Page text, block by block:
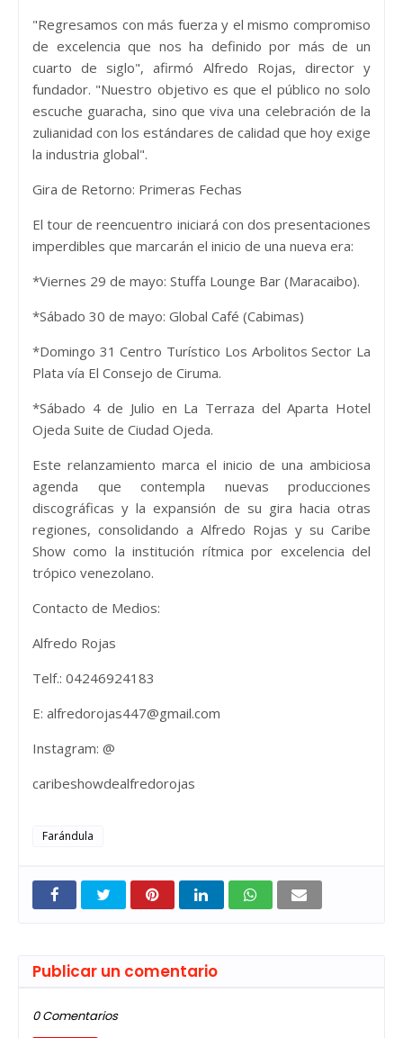
"Regresamos con más fuerza y el mismo compromiso
de excelencia que nos ha definido por más de un
cuarto de siglo", afirmó Alfredo Rojas, director y
fundador. "Nuestro objetivo es que el público no solo
escuche guaracha, sino que viva una celebración de la
zulianidad con los estándares de calidad que hoy exige
la industria global".
Gira de Retorno: Primeras Fechas
El tour de reencuentro iniciará con dos presentaciones
imperdibles que marcarán el inicio de una nueva era:
*Viernes 29 de mayo: Stuffa Lounge Bar (Maracaibo).
*Sábado 30 de mayo: Global Café (Cabimas)
*Domingo 31 Centro Turístico Los Arbolitos Sector La
Plata vía El Consejo de Ciruma.
*Sábado 4 de Julio en La Terraza del Aparta Hotel
Ojeda Suite de Ciudad Ojeda.
Este relanzamiento marca el inicio de una ambiciosa
agenda que contempla nuevas producciones
discográficas y la expansión de su gira hacia otras
regiones, consolidando a Alfredo Rojas y su Caribe
Show como la institución rítmica por excelencia del
trópico venezolano.
Contacto de Medios:
Alfredo Rojas
Telf.: 04246924183
E: alfredorojas447@gmail.com
Instagram: @
caribeshowdealfredorojas
Farándula
Publicar un comentario
0 Comentarios